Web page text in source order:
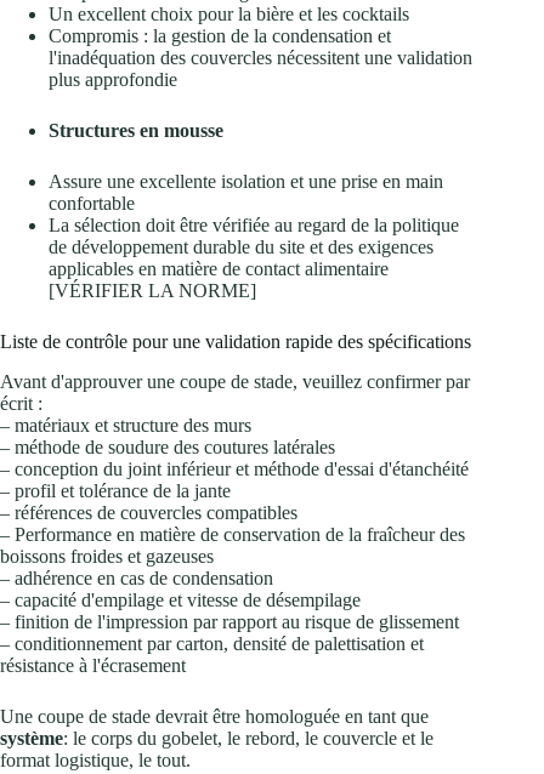
Un excellent choix pour la bière et les cocktails
Compromis : la gestion de la condensation et
l'inadéquation des couvercles nécessitent une validation
plus approfondie
Structures en mousse
Assure une excellente isolation et une prise en main
confortable
La sélection doit être vérifiée au regard de la politique
de développement durable du site et des exigences
applicables en matière de contact alimentaire
[VÉRIFIER LA NORME]
Liste de contrôle pour une validation rapide des spécifications
Avant d'approuver une coupe de stade, veuillez confirmer par
écrit :
– matériaux et structure des murs
– méthode de soudure des coutures latérales
– conception du joint inférieur et méthode d'essai d'étanchéité
– profil et tolérance de la jante
– références de couvercles compatibles
– Performance en matière de conservation de la fraîcheur des
boissons froides et gazeuses
– adhérence en cas de condensation
– capacité d'empilage et vitesse de désempilage
– finition de l'impression par rapport au risque de glissement
– conditionnement par carton, densité de palettisation et
résistance à l'écrasement
Une coupe de stade devrait être homologuée en tant que
système: le corps du gobelet, le rebord, le couvercle et le
format logistique, le tout.